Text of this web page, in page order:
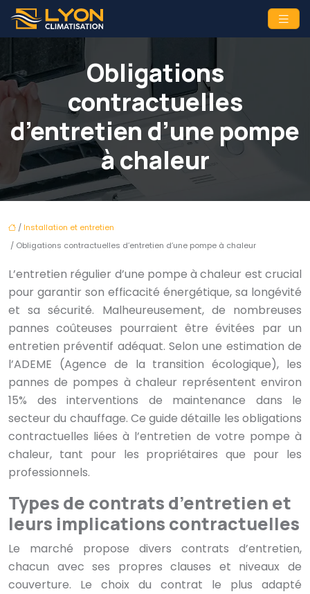
Obligations
contractuelles
d’entretien d’une pompe
à chaleur
/ Installation et entretien
/ Obligations contractuelles d’entretien d’une pompe à chaleur
L’entretien régulier d’une pompe à chaleur est crucial
pour garantir son efficacité énergétique, sa longévité
et sa sécurité. Malheureusement, de nombreuses
pannes coûteuses pourraient être évitées par un
entretien préventif adéquat. Selon une estimation de
l’ADEME (Agence de la transition écologique), les
pannes de pompes à chaleur représentent environ
15% des interventions de maintenance dans le
secteur du chauffage. Ce guide détaille les obligations
contractuelles liées à l’entretien de votre pompe à
chaleur, tant pour les propriétaires que pour les
professionnels.
Types de contrats d’entretien et
leurs implications contractuelles
Le marché propose divers contrats d’entretien,
chacun avec ses propres clauses et niveaux de
couverture. Le choix du contrat le plus adapté